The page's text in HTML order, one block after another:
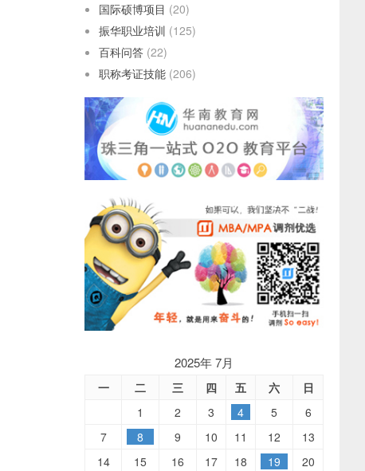
国际硕博项目 (20)
振华职业培训 (125)
百科问答 (22)
职称考证技能 (206)
2025年 7月
一 二 三 四 五 六
日
1
2 3 4 5
6
7
8 9 10 11 12
13
14
15 16 17 18 19
20